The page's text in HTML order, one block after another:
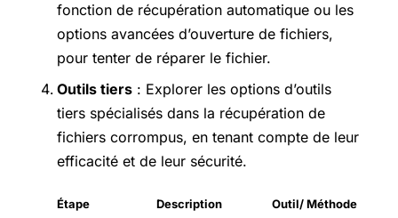
fonction de récupération automatique ou les
options avancées d’ouverture de fichiers,
pour tenter de réparer le fichier.
Outils tiers : Explorer les options d’outils
tiers spécialisés dans la récupération de
fichiers corrompus, en tenant compte de leur
efficacité et de leur sécurité.
Étape Description Outil/ Méthode